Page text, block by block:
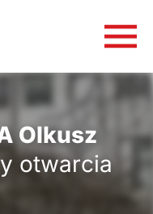
Olkusz
otwarcia